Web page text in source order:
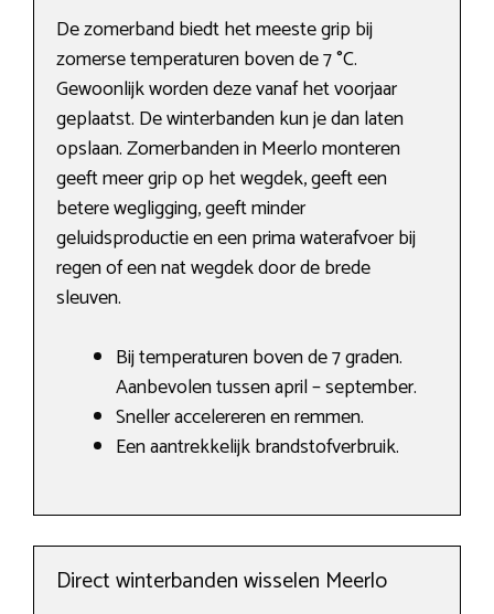
De zomerband biedt het meeste grip bij
zomerse temperaturen boven de 7 °C.
Gewoonlijk worden deze vanaf het voorjaar
geplaatst. De winterbanden kun je dan laten
opslaan. Zomerbanden in Meerlo monteren
geeft meer grip op het wegdek, geeft een
betere wegligging, geeft minder
geluidsproductie en een prima waterafvoer bij
regen of een nat wegdek door de brede
sleuven.
Bij temperaturen boven de 7 graden.
Aanbevolen tussen april – september.
Sneller accelereren en remmen.
Een aantrekkelijk brandstofverbruik.
Direct winterbanden wisselen Meerlo